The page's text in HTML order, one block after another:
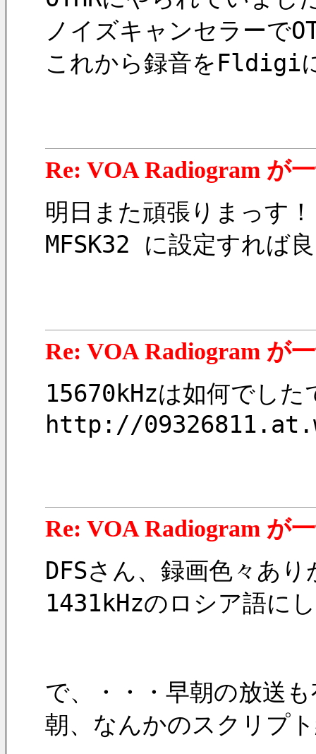
ノイズキャンセラーで
これから録音をFldigi
Re: VOA Radiogram が
明日また頑張りまっ
MFSK32 に設定すれば
Re: VOA Radiogram が
15670kHzは如何でした
http://
Re: VOA Radiogram が
DFSさん、録画色々あ
1431kHzのロシア語に
で、・・・早朝の放送
朝、なんかのスクリプ